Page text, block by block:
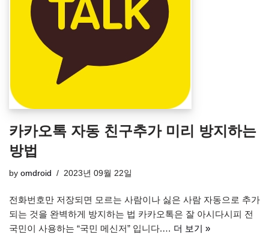
카카오톡 자동 친구추가 미리 방지하는
방법
by omdroid 2023년 09월 22일
전화번호만 저장되면 모르는 사람이나 싫은 사람 자동으로 추가
되는 것을 완벽하게 방지하는 법 카카오톡은 잘 아시다시피 전
국민이 사용하는 “국민 메신저” 입니다.… 더 보기 »